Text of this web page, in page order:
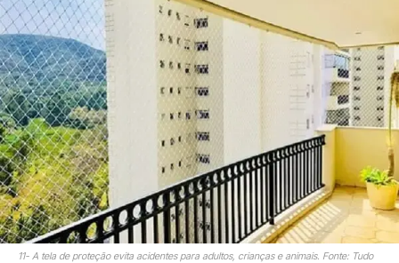
11- A tela de proteção evita acidentes para adultos, crianças e animais. Fonte: Tudo